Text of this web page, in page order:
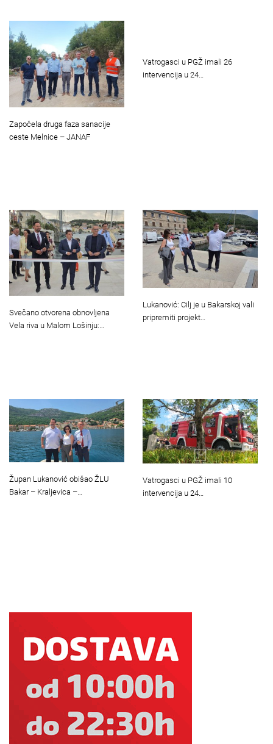
Započela druga faza sanacije
ceste Melnice – JANAF
Vatrogasci u PGŽ imali 26
intervencija u 24…
Svečano otvorena obnovljena
Vela riva u Malom Lošinju:…
Lukanović: Cilj je u Bakarskoj vali
pripremiti projekt…
Župan Lukanović obišao ŽLU
Bakar – Kraljevica –…
Vatrogasci u PGŽ imali 10
intervencija u 24…